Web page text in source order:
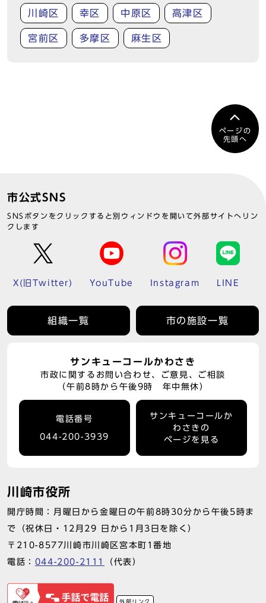
川崎区 幸区 中原区 高津区
宮前区 多摩区 麻生区
ページの
先頭へ
市公式SNS
SNSボタンをクリックすると別ウィンドウを開いて外部サイトへリン
クします
X(旧Twitter) YouTube Instagram LINE
組織一覧 市の施設一覧
サンキューコールかわさき
市政に関するお問い合わせ、ご意見、ご相談
（午前8時から午後9時 年中無休）
電話番号
044-200-3939
サンキューコールか
わさきの
ページを見る
川崎市役所
開庁時間：月曜日から金曜日の午前8時30分から午後5時ま
で（祝休日・12月29 日から1月3日を除く）
〒210-8577川崎市川崎区宮本町1番地
電話： 044-200-2111 （代表）
外部リンク